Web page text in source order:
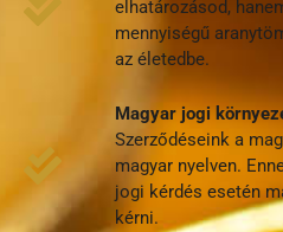
elhatározásod,
mennyiségű
az életedbe.
Magyar jogi
Szerződéseink a
magyar nyelven.
jogi kérdés esetén
kérni.